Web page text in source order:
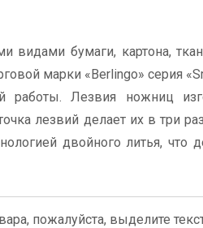
бумаги, картона,
марки «Berlingo» серия
Лезвия ножниц
лезвий делает их в три
двойного литья, что
пожалуйста, выделите